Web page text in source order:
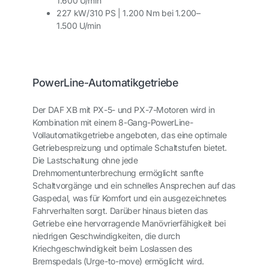
227 kW/310 PS | 1.200 Nm bei 1.200–
1.500 U/min
PowerLine-Automatikgetriebe
Der DAF XB mit PX-5- und PX-7-Motoren wird in
Kombination mit einem 8-Gang-PowerLine-
Vollautomatikgetriebe angeboten, das eine optimale
Getriebespreizung und optimale Schaltstufen bietet.
Die Lastschaltung ohne jede
Drehmomentunterbrechung ermöglicht sanfte
Schaltvorgänge und ein schnelles Ansprechen auf das
Gaspedal, was für Komfort und ein ausgezeichnetes
Fahrverhalten sorgt. Darüber hinaus bieten das
Getriebe eine hervorragende Manövrierfähigkeit bei
niedrigen Geschwindigkeiten, die durch
Kriechgeschwindigkeit beim Loslassen des
Bremspedals (Urge-to-move) ermöglicht wird.